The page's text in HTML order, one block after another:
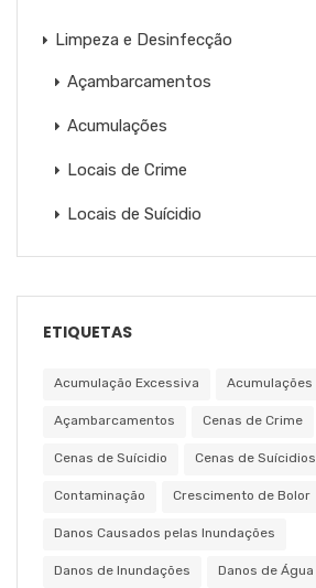
Limpeza e Desinfecção
Açambarcamentos
Acumulações
Locais de Crime
Locais de Suícidio
ETIQUETAS
Acumulação Excessiva Acumulações
Açambarcamentos Cenas de Crime
Cenas de Suícidio Cenas de Suícidios
Contaminação Crescimento de Bolor
Danos Causados pelas Inundações
Danos de Inundações Danos de